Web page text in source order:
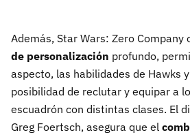
Además, Star Wars: Zero Company
de personalización profundo,
aspecto, las habilidades de Hawks
posibilidad de reclutar y equipar a
escuadrón con distintas clases. El
Greg Foertsch, asegura que el